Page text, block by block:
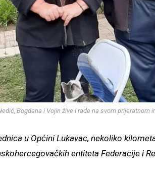
Bogdana i Vojin žive i rade na svom prijeratnom
u Općini Lukavac, nekoliko
entiteta Federacije i